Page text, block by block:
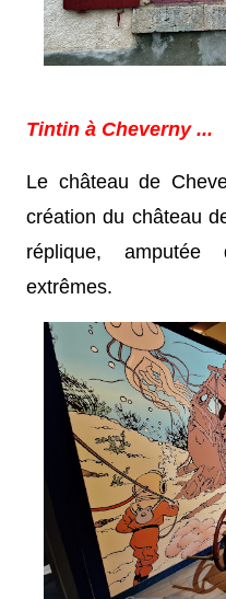
Tintin à Cheverny ...
Le château de
création du château
réplique,
extrêmes.